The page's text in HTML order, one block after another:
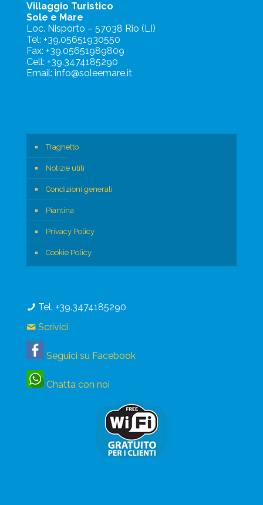
Villaggio Turistico
Sole e Mare
Loc. Nisporto – 57038 Rio (LI)
Tel: +39.05651930550
Fax: +39.05651989809
Cell: +39.3474185290
Email: info@soleemare.it
Traghetto
Notizie utili
Condizioni generali
Piantina
Privacy Policy
Cookie Policy
Tel. +39.3474185290
Scrivici
Seguici su Facebook
Chatta con noi